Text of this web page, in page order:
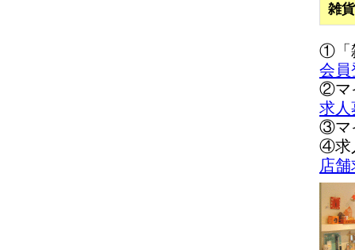
雑
①「
会員
②マ
求人
③マ
④求
店